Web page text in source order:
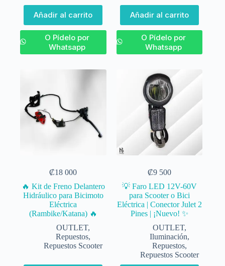
Añadir al carrito
O Pídelo por
Whatsapp
Añadir al carrito
O Pídelo por
Whatsapp
₡18 000
🔥 Kit de Freno Delantero
Hidráulico para Bicimoto
Eléctrica
(Rambike/Katana) 🔥
OUTLET,
Repuestos,
Repuestos Scooter
₡9 500
💡 Faro LED 12V-60V
para Scooter o Bici
Eléctrica | Conector Julet 2
Pines | ¡Nuevo! ✨
OUTLET,
Iluminación,
Repuestos,
Repuestos Scooter